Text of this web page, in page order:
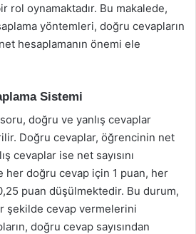
rol oynamaktadır. Bu makalede,
yöntemleri, doğru cevapların
hesaplamanın önemi ele
Sistemi
doğru ve yanlış cevaplar
Doğru cevaplar, öğrencinin net
cevaplar ise net sayısını
her doğru cevap için 1 puan, her
puan düşülmektedir. Bu durum,
şekilde cevap vermelerini
doğru cevap sayısından